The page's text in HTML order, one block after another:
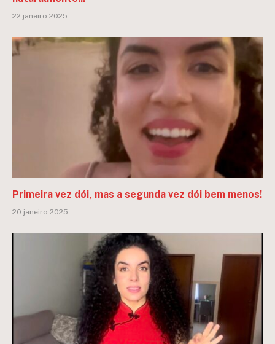
22 janeiro 2025
Primeira vez dói, mas a segunda vez dói bem menos!
20 janeiro 2025